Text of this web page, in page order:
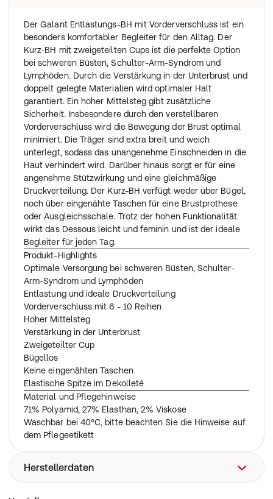
Der Galant Entlastungs-BH mit Vorderverschluss ist ein
besonders komfortabler Begleiter für den Alltag. Der
Kurz-BH mit zweigeteilten Cups ist die perfekte Option
bei schweren Büsten, Schulter-Arm-Syndrom und
Lymphöden. Durch die Verstärkung in der Unterbrust und
doppelt gelegte Materialien wird optimaler Halt
garantiert. Ein hoher Mittelsteg gibt zusätzliche
Sicherheit. Insbesondere durch den verstellbaren
Vorderverschluss wird die Bewegung der Brust optimal
minimiert. Die Träger sind extra breit und weich
unterlegt, sodass das unangenehme Einschneiden in die
Haut verhindert wird. Darüber hinaus sorgt er für eine
angenehme Stützwirkung und eine gleichmäßige
Druckverteilung. Der Kurz-BH verfügt weder über Bügel,
noch über eingenähte Taschen für eine Brustprothese
oder Ausgleichsschale. Trotz der hohen Funktionalität
wirkt das Dessous leicht und feminin und ist der ideale
Begleiter für jeden Tag.
Produkt-Highlights
Optimale Versorgung bei schweren Büsten, Schulter-
Arm-Syndrom und Lymphöden
Entlastung und ideale Druckverteilung
Vorderverschluss mit 6 - 10 Reihen
Hoher Mittelsteg
Verstärkung in der Unterbrust
Zweigeteilter Cup
Bügellos
Keine eingenähten Taschen
Elastische Spitze im Dekolleté
Material und Pflegehinweise
71% Polyamid, 27% Elasthan, 2% Viskose
Waschbar bei 40°C, bitte beachten Sie die Hinweise auf
dem Pflegeetikett
Herstellerdaten